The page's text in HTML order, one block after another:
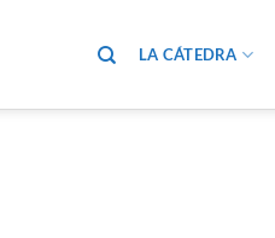
LA CÁTEDRA